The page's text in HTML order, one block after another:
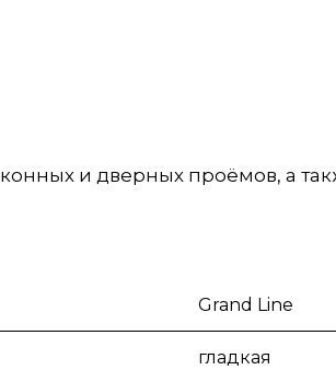
и дверных проёмов, а
Grand Line
гладкая